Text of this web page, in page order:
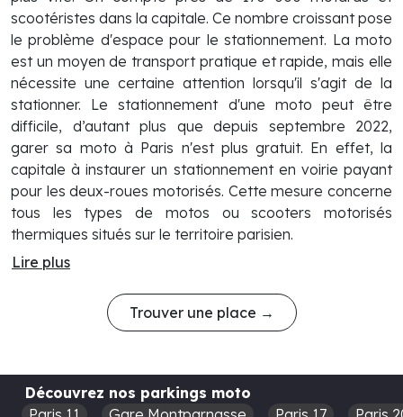
scootéristes dans la capitale. Ce nombre croissant pose
le problème d'espace pour le stationnement. La moto
est un moyen de transport pratique et rapide, mais elle
nécessite une certaine attention lorsqu'il s'agit de la
stationner. Le stationnement d'une moto peut être
difficile, d’autant plus que depuis septembre 2022,
garer sa moto à Paris n'est plus gratuit. En effet, la
capitale à instaurer un stationnement en voirie payant
pour les deux-roues motorisés. Cette mesure concerne
tous les types de motos ou scooters motorisés
thermiques situés sur le territoire parisien.
Lire plus
Trouver une place →
Découvrez nos parkings moto